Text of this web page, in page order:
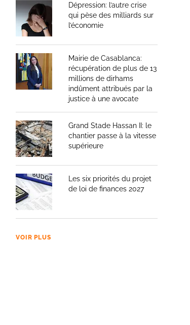
Dépression: l’autre crise
qui pèse des milliards sur
l’économie
Mairie de Casablanca:
récupération de plus de 13
millions de dirhams
indûment attribués par la
justice à une avocate
Grand Stade Hassan II: le
chantier passe à la vitesse
supérieure
Les six priorités du projet
de loi de finances 2027
VOIR PLUS